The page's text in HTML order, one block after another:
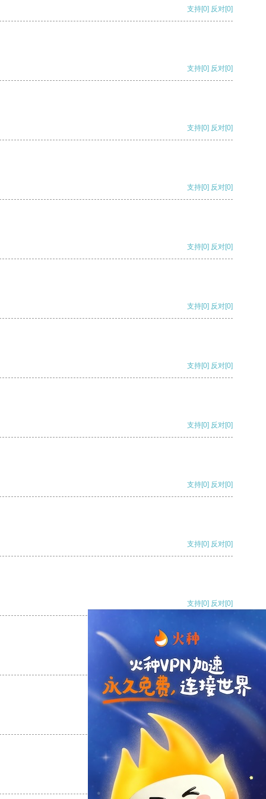
支持[0] 反对[0]
支持[0] 反对[0]
支持[0] 反对[0]
支持[0] 反对[0]
支持[0] 反对[0]
支持[0] 反对[0]
支持[0] 反对[0]
支持[0] 反对[0]
支持[0] 反对[0]
支持[0] 反对[0]
支持[0] 反对[0]
支持[0] 反对
支持
反对 [0]